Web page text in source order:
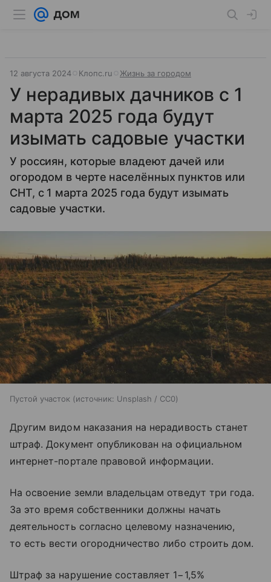
12 августа 2024 Клопс.ru Жизнь за городом
У нерадивых дачников с 1
марта 2025 года будут
изымать садовые участки
У россиян, которые владеют дачей или
огородом в черте населённых пунктов или
СНТ, с 1 марта 2025 года будут изымать
садовые участки.
Пустой участок источник: Unsplash / CC0
Другим видом наказания на нерадивость станет
штраф. Документ опубликован на официальном
интернет-портале правовой информации.
На освоение земли владельцам отведут три года.
За это время собственники должны начать
деятельность согласно целевому назначению,
то есть вести огородничество либо строить дом.
Штраф за нарушение составляет 1−1,5%